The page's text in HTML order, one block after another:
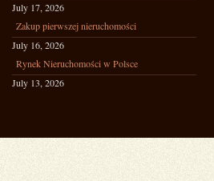
July 17, 2026
Zakup pierwszej nieruchomości
July 16, 2026
Rynek Nieruchomości w Polsce
July 13, 2026